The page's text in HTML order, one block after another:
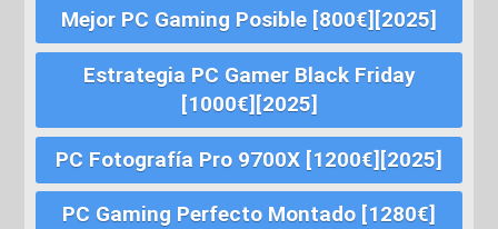
Mejor PC Gaming Posible [800€][2025]
Estrategia PC Gamer Black Friday
[1000€][2025]
PC Fotografía Pro 9700X [1200€][2025]
PC Gaming Perfecto Montado [1280€]